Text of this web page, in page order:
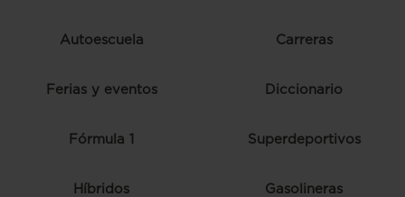
Autoescuela Carreras
Ferias y eventos Diccionario
Fórmula 1 Superdeportivos
Híbridos Gasolineras